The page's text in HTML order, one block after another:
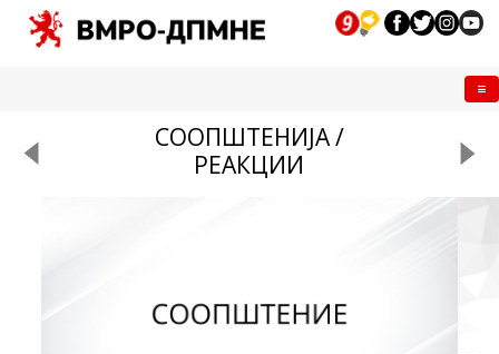
СООПШТЕНИЈА /
РЕАКЦИИ